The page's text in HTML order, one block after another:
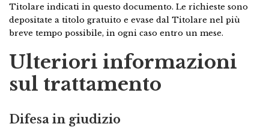
Titolare indicati in questo documento. Le richieste sono
depositate a titolo gratuito e evase dal Titolare nel più
breve tempo possibile, in ogni caso entro un mese.
Ulteriori informazioni
sul trattamento
Difesa in giudizio